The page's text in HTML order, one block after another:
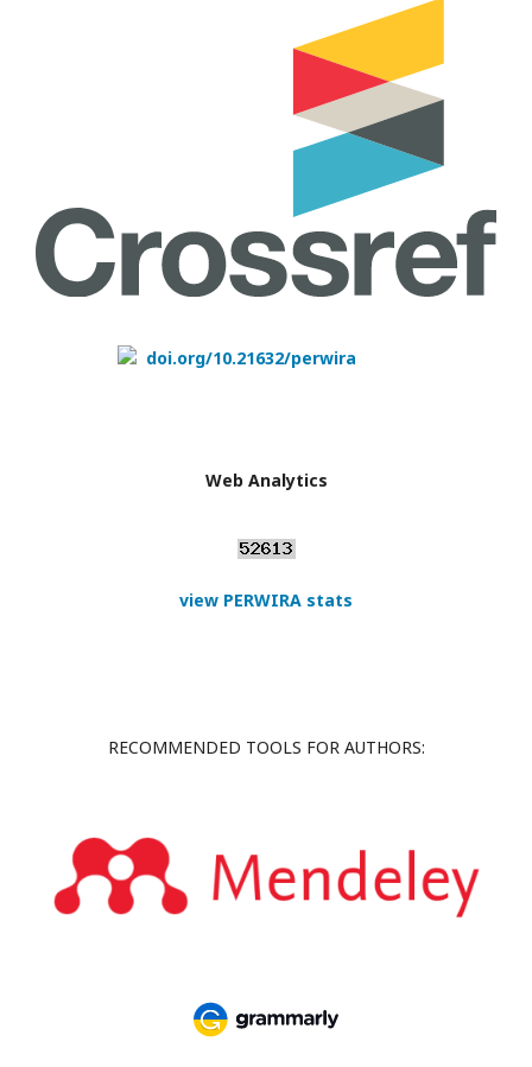
doi.org/10.21632/perwira
Web Analytics
view PERWIRA stats
RECOMMENDED TOOLS FOR AUTHORS: